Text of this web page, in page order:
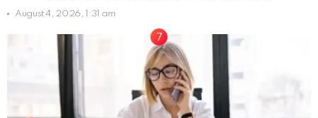
August 4, 2026, 1:31 am